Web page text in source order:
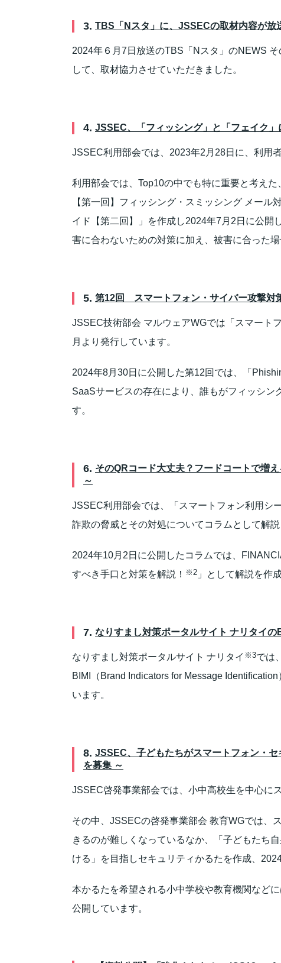
3. TBS「Nスタ」に、JSSECの取材内容が放
2024年６月7日放送のTBS「Nスタ」のNEWS
して、取材協力させていただきました。
4. JSSEC、「フィッシング」と「フェイク
JSSEC利用部会では、2023年2月28日に、利用
利用部会では、Top10の中でも特に重要と考え
【第一回】フィッシング・スミッシング メー
イド【第二回】」を作成し2024年7月2日に公開
害に合わないための対策に加え、被害に合った
5. 第12回 スマートフォン・サイバー攻撃対
JSSEC技術部会 マルウェアWGでは「スマート
月より発行しています。
2024年8月30日に公開した第12回では、「
SaaSサービスの存在により、誰もがフィッシン
す。
6. そのQRコード大丈夫？フードコートで増
～
JSSEC利用部会では、「スマートフォン利用シ
詐欺の脅威とその対処についてコラムとして解説
2024年10月2日に公開したコラムでは、
すべき手口と対策を解説！ ※2 」として解説を作
7. なりすまし対策ポータルサイト ナリタイ
なりすまし対策ポータルサイト ナリタイ ※3では
BIMI（Brand Indicators for Message
います。
8. JSSEC、子どもたちがスマートフォン・
を募集 ～
JSSEC啓発事業部会では、小中高校生を中心に
その中、JSSECの啓発事業部会 教育WGでは、
きるのが難しくなっているなか、「子どもたち
ける」を目指しセキュリティかるたを作成、
本かるたを希望される小中学校や教育機関など
公開しています。